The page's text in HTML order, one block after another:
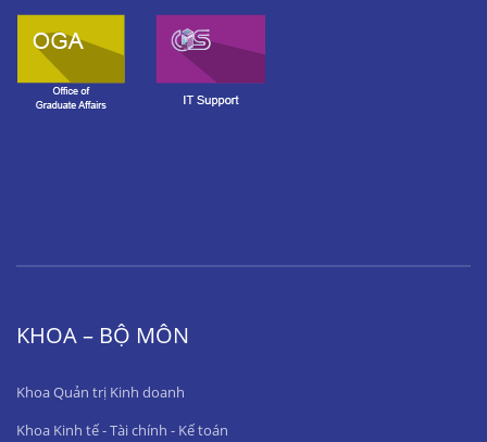
KHOA – BỘ MÔN
Khoa Quản trị Kinh doanh
Khoa Kinh tế - Tài chính - Kế toán